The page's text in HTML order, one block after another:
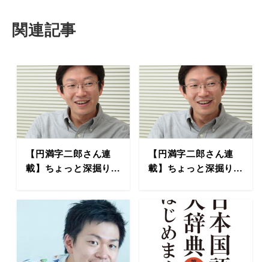
関連記事
【円満字二郎さん連
載】ちょっと深掘り...
【円満字二郎さん連
載】ちょっと深掘り...